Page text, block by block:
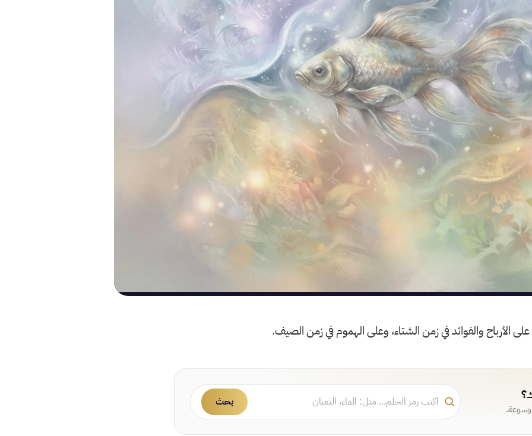
على الأرباح والفوائد في زمن الشتاء، وعلى الهموم في زمن الصيف.
بحث